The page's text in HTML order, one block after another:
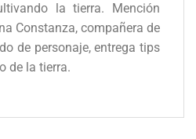
la tierra. Mención
Constanza, compañera de
de personaje, entrega tips
de la tierra.